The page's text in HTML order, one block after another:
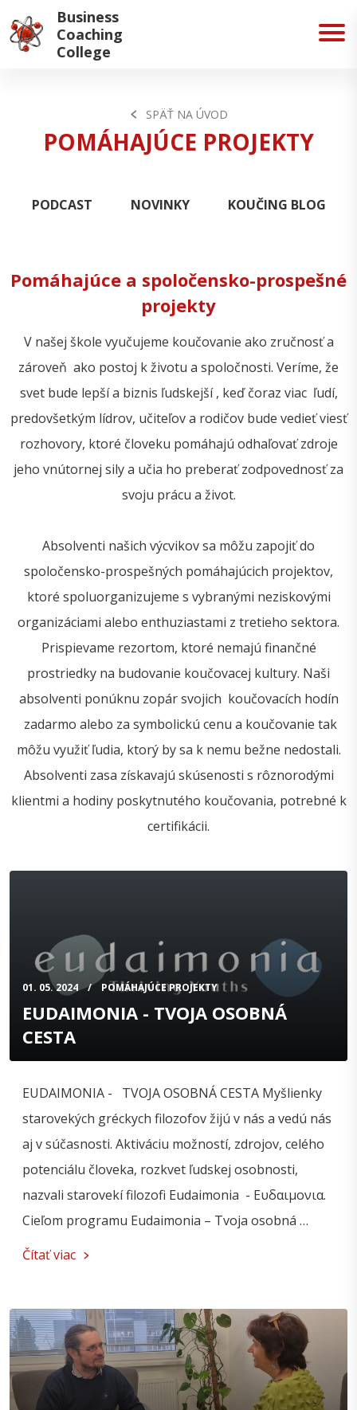
Business
Coaching
College
SPÄŤ NA ÚVOD
POMÁHAJÚCE PROJEKTY
PODCAST NOVINKY KOUČING BLOG
Pomáhajúce a spoločensko-prospešné
projekty
V našej škole vyučujeme koučovanie ako zručnosť a
zároveň ako postoj k životu a spoločnosti. Veríme, že
svet bude lepší a biznis ľudskejší , keď čoraz viac ľudí,
predovšetkým lídrov, učiteľov a rodičov bude vedieť viesť
rozhovory, ktoré človeku pomáhajú odhaľovať zdroje
jeho vnútornej sily a učia ho preberať zodpovednosť za
svoju prácu a život.
Absolventi našich výcvikov sa môžu zapojiť do
spoločensko-prospešných pomáhajúcich projektov,
ktoré spoluorganizujeme s vybranými neziskovými
organizáciami alebo enthuziastami z tretieho sektora.
Prispievame rezortom, ktoré nemajú finančné
prostriedky na budovanie koučovacej kultury. Naši
absolventi ponúknu zopár svojich koučovacích hodín
zadarmo alebo za symbolickú cenu a koučovanie tak
môžu využiť ľudia, ktorý by sa k nemu bežne nedostali.
Absolventi zasa získavajú skúsenosti s rôznorodými
klientmi a hodiny poskytnutého koučovania, potrebné k
certifikácii.
01. 05. 2024 POMÁHAJÚCE PROJEKTY
EUDAIMONIA - TVOJA OSOBNÁ
CESTA
EUDAIMONIA - TVOJA OSOBNÁ CESTA Myšlienky
starovekých gréckych filozofov žijú v nás a vedú nás
aj v súčasnosti. Aktiváciu možností, zdrojov, celého
potenciálu človeka, rozkvet ľudskej osobnosti,
nazvali starovekí filozofi Eudaimonia - Ευδαιμονια.
Cieľom programu Eudaimonia – Tvoja osobná …
Čítať viac